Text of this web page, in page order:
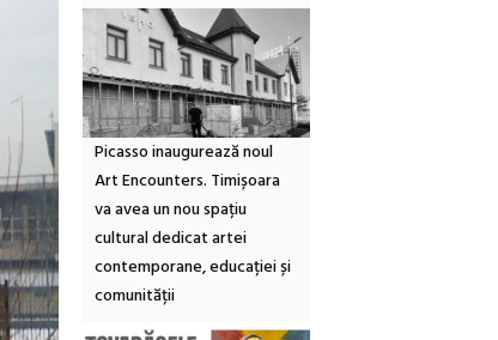
Picasso inaugurează noul
Art Encounters. Timișoara
va avea un nou spațiu
cultural dedicat artei
contemporane, educației și
comunității